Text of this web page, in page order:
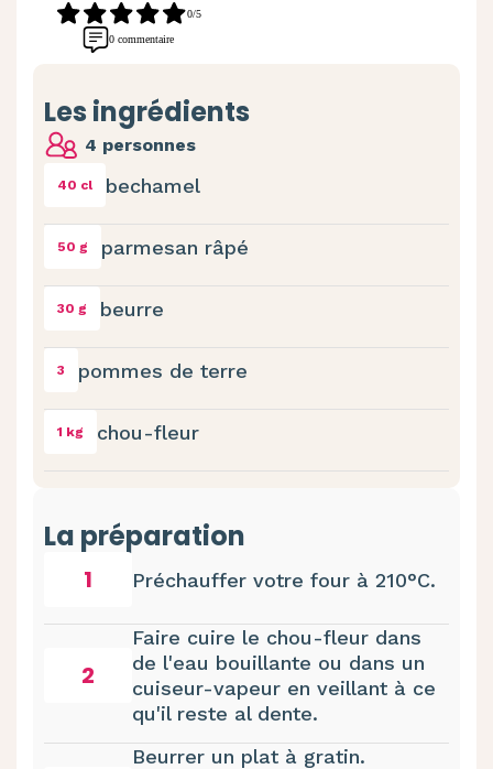
0/5
0 commentaire
Les ingrédients
4 personnes
40 cl bechamel
50 g parmesan râpé
30 g beurre
3 pommes de terre
1 kg chou-fleur
La préparation
1 Préchauffer votre four à 210°C.
2
Faire cuire le chou-fleur dans
de l'eau bouillante ou dans un
cuiseur-vapeur en veillant à ce
qu'il reste al dente.
Beurrer un plat à gratin.